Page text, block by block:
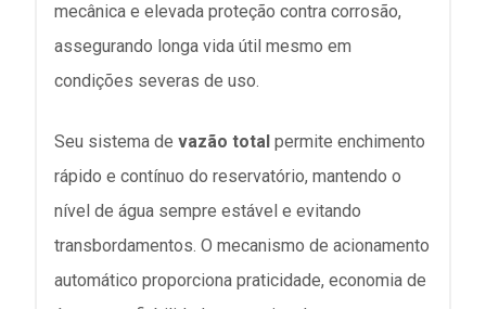
mecânica e elevada proteção contra corrosão,
assegurando longa vida útil mesmo em
condições severas de uso.
Seu sistema de vazão total permite enchimento
rápido e contínuo do reservatório, mantendo o
nível de água sempre estável e evitando
transbordamentos. O mecanismo de acionamento
automático proporciona praticidade, economia de